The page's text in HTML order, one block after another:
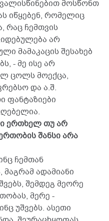
მოსწონთ
იწყებენ, რომელიც
რაც ჩემთვის
არ
მამაკაცის შესახებ
- მე ისე არ
ცოლს მოექცა,
და ა.შ.
ფანტაზიები
ერთხელ თუ არ
შანსი არა
ჩემთან
ადამიანი
შემდეგ მეორე
მერე -
უშვებს. ასეთი